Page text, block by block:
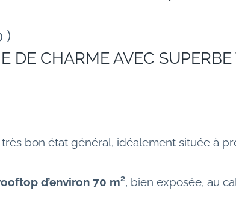
DE CHARME AVEC SUPERBE
bon état général, idéalement située à
d’environ 70 m², bien exposée, au